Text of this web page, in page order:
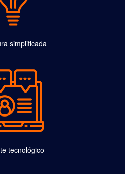
simplificada
tecnológico